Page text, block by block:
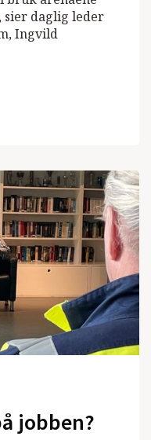
sier daglig leder
Ingvild
jobben?